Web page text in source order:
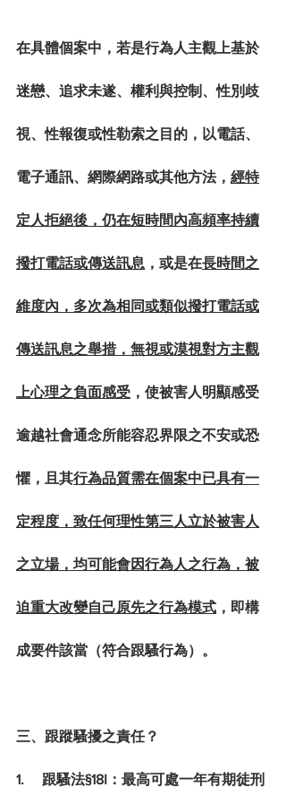
在具體個案中，若是行為人主觀上基於
迷戀、追求未遂、權利與控制、性別歧
視、性報復或性勒索之目的，以電話、
電子通訊、網際網路或其他方法， 經特
定人拒絕後，仍在短時間內高頻率持續
撥打電話或傳送訊息 ，或是在長時間之
維度內，多次為相同或類似撥打電話或
傳送訊息之舉措，無視或漠視對方主觀
上心理之負面感受 ，使被害人明顯感受
逾越社會通念所能容忍界限之不安或恐
懼，且其行為品質需在個案中已具有一
定程度，致任何理性第三人立於被害人
之立場，均可能會因行為人之行為，被
迫重大改變自己原先之行為模式 ，即構
成要件該當（符合跟騷行為）。
三、跟蹤騷擾之責任？
1.     跟騷法§18I：最高可處一年有期徒刑